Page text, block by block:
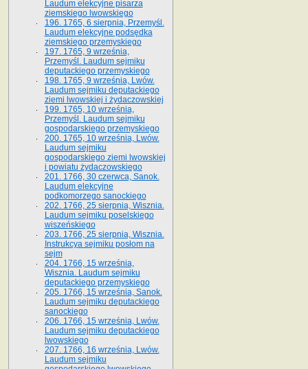
Laudum elekcyjne pisarza
ziemskiego lwowskiego
196. 1765, 6 sierpnia, Przemyśl.
Laudum elekcyjne podsędka
ziemskiego przemyskiego
197. 1765, 9 września,
Przemyśl. Laudum sejmiku
deputackiego przemyskiego
198. 1765, 9 września, Lwów.
Laudum sejmiku deputackiego
ziemi lwowskiej i żydaczowskiej
199. 1765, 10 września,
Przemyśl. Laudum sejmiku
gospodarskiego przemyskiego
200. 1765, 10 września, Lwów.
Laudum sejmiku
gospodarskiego ziemi lwowskiej
i powiatu żydaczowskiego
201. 1766, 30 czerwca, Sanok.
Laudum elekcyjne
podkomorzego sanockiego
202. 1766, 25 sierpnia, Wisznia.
Laudum sejmiku poselskiego
wiszeńskiego
203. 1766, 25 sierpnia, Wisznia.
Instrukcya sejmiku posłom na
sejm
204. 1766, 15 września,
Wisznia. Laudum sejmiku
deputackiego przemyskiego
205. 1766, 15 września, Sanok.
Laudum sejmiku deputackiego
sanockiego
206. 1766, 15 września, Lwów.
Laudum sejmiku deputackiego
lwowskiego
207. 1766, 16 września, Lwów.
Laudum sejmiku